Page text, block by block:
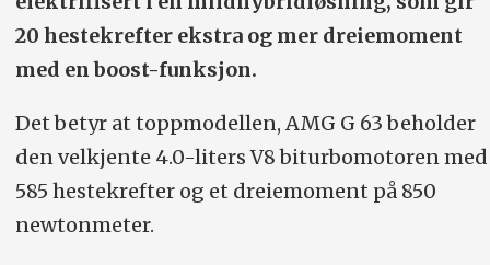
20 hestekrefter ekstra og mer dreiemoment
med en boost-funksjon.
Det betyr at toppmodellen, AMG G 63 beholder
den velkjente 4.0-liters V8 biturbomotoren med
585 hestekrefter og et dreiemoment på 850
newtonmeter.